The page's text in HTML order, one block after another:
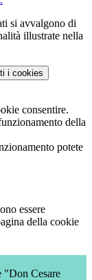
si avvalgono di
illustrate nella
i cookies
consentire.
della
potete
essere
della cookie
"Don Cesare